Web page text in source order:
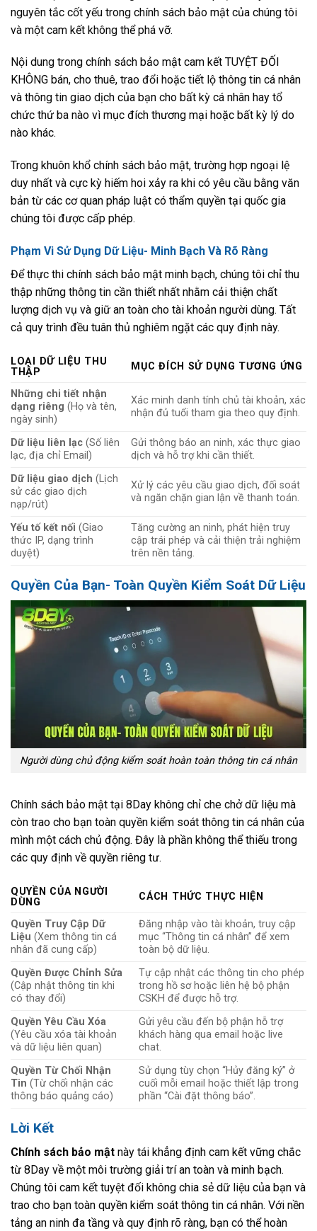
nguyên tắc cốt yếu trong chính sách bảo mật của chúng tôi
và một cam kết không thể phá vỡ.
Nội dung trong chính sách bảo mật cam kết TUYỆT ĐỐI
KHÔNG bán, cho thuê, trao đổi hoặc tiết lộ thông tin cá nhân
và thông tin giao dịch của bạn cho bất kỳ cá nhân hay tổ
chức thứ ba nào vì mục đích thương mại hoặc bất kỳ lý do
nào khác.
Trong khuôn khổ chính sách bảo mật, trường hợp ngoại lệ
duy nhất và cực kỳ hiếm hoi xảy ra khi có yêu cầu bằng văn
bản từ các cơ quan pháp luật có thẩm quyền tại quốc gia
chúng tôi được cấp phép.
Phạm Vi Sử Dụng Dữ Liệu- Minh Bạch Và Rõ Ràng
Để thực thi chính sách bảo mật minh bạch, chúng tôi chỉ thu
thập những thông tin cần thiết nhất nhằm cải thiện chất
lượng dịch vụ và giữ an toàn cho tài khoản người dùng. Tất
cả quy trình đều tuân thủ nghiêm ngặt các quy định này.
LOẠI DỮ LIỆU THU
THẬP
MỤC ĐÍCH SỬ DỤNG TƯƠNG ỨNG
Những chi tiết nhận
dạng riêng (Họ và tên,
ngày sinh)
Xác minh danh tính chủ tài khoản, xác
nhận đủ tuổi tham gia theo quy định.
Dữ liệu liên lạc (Số liên
lạc, địa chỉ Email)
Gửi thông báo an ninh, xác thực giao
dịch và hỗ trợ khi cần thiết.
Dữ liệu giao dịch (Lịch
sử các giao dịch
nạp/rút)
Xử lý các yêu cầu giao dịch, đối soát
và ngăn chặn gian lận về thanh toán.
Yếu tố kết nối (Giao
thức IP, dạng trình
duyệt)
Tăng cường an ninh, phát hiện truy
cập trái phép và cải thiện trải nghiệm
trên nền tảng.
Quyền Của Bạn- Toàn Quyền Kiểm Soát Dữ Liệu
Người dùng chủ động kiểm soát hoàn toàn thông tin cá nhân
Chính sách bảo mật tại 8Day không chỉ che chở dữ liệu mà
còn trao cho bạn toàn quyền kiểm soát thông tin cá nhân của
mình một cách chủ động. Đây là phần không thể thiếu trong
các quy định về quyền riêng tư.
QUYỀN CỦA NGƯỜI
DÙNG
CÁCH THỨC THỰC HIỆN
Quyền Truy Cập Dữ
Liệu (Xem thông tin cá
nhân đã cung cấp)
Đăng nhập vào tài khoản, truy cập
mục “Thông tin cá nhân” để xem
toàn bộ dữ liệu.
Quyền Được Chỉnh Sửa
(Cập nhật thông tin khi
có thay đổi)
Tự cập nhật các thông tin cho phép
trong hồ sơ hoặc liên hệ bộ phận
CSKH để được hỗ trợ.
Quyền Yêu Cầu Xóa
(Yêu cầu xóa tài khoản
và dữ liệu liên quan)
Gửi yêu cầu đến bộ phận hỗ trợ
khách hàng qua email hoặc live
chat.
Quyền Từ Chối Nhận
Tin (Từ chối nhận các
thông báo quảng cáo)
Sử dụng tùy chọn “Hủy đăng ký” ở
cuối mỗi email hoặc thiết lập trong
phần “Cài đặt thông báo”.
Lời Kết
Chính sách bảo mật này tái khẳng định cam kết vững chắc
từ 8Day về một môi trường giải trí an toàn và minh bạch.
Chúng tôi cam kết tuyệt đối không chia sẻ dữ liệu của bạn và
trao cho bạn toàn quyền kiểm soát thông tin cá nhân. Với nền
tảng an ninh đa tầng và quy định rõ ràng, bạn có thể hoàn